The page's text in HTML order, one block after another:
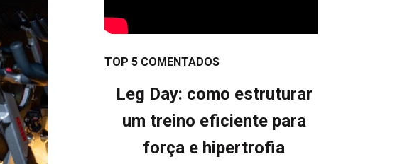
TOP 5 COMENTADOS
Leg Day: como estruturar
um treino eficiente para
força e hipertrofia